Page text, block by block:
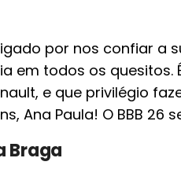
por nos confiar a
em todos os quesitos.
e que privilégio
Ana Paula! O BBB 26
Braga